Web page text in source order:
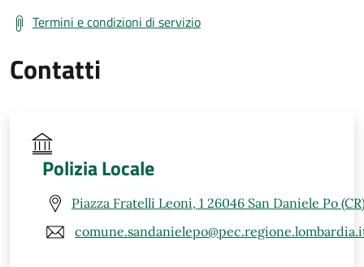
Termini e condizioni di servizio
Contatti
Polizia Locale
Piazza Fratelli Leoni, 1 26046 San Daniele Po